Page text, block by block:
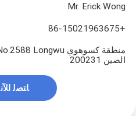
Mr. Erick Wong
+86-15021963675
الصين 200231
ﺎﺘﺼﻟ ﺍﻶﻧ